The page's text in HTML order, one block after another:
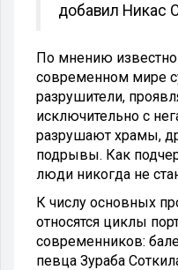
добавил Никас
По мнению
современном мире
разрушители,
исключительно с
разрушают храмы,
подрывы. Как
люди никогда не
К числу основных
относятся циклы
современников:
певца Зураба